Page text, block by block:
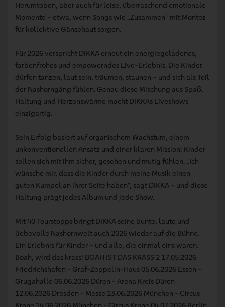
Herumtoben, aber auch für leise, überraschend emotionale
Momente – etwa, wenn Songs wie „Zusammen“ mit Montez
für kollektive Gänsehaut sorgen.
Für 2026 verspricht DIKKA erneut ein energiegeladenes,
farbenfrohes und empowerndes Live-Erlebnis. Die Kinder
dürfen tanzen, laut sein, träumen, staunen – und sich als Teil
der Nashorngäng fühlen. Genau diese Mischung aus Spaß,
Haltung und Herzenswärme macht DIKKAs Liveshows
einzigartig.
Sein Erfolg basiert auf organischem Wachstum, einem
unkonventionellen Ansatz und einer klaren Mission: Kinder
sollen sich mit ihm sicher, gesehen und mutig fühlen. „Ich
wünsche mir, dass die Kinder durch meine Musik einen
guten Kumpel an ihrer Seite haben“, sagt DIKKA – und diese
Haltung prägt jedes Album und jede Show.
Mit 40 Tourstopps bringt DIKKA seine bunte, laute und
liebevolle Nashornwelt auch 2026 wieder auf die Bühne.
Ein Erlebnis für Kinder – und alle, die einmal eins waren.
Boah, wird das krass! BOAH IST DAS KRASS 2 17.05.2026
Friedrichshafen - Graf-Zeppelin-Haus 05.06.2026 Essen -
Grugahalle 06.06.2026 Düren - Arena Kreis Düren
12.06.2026 Dresden - Messe 13.06.2026 München - Circus